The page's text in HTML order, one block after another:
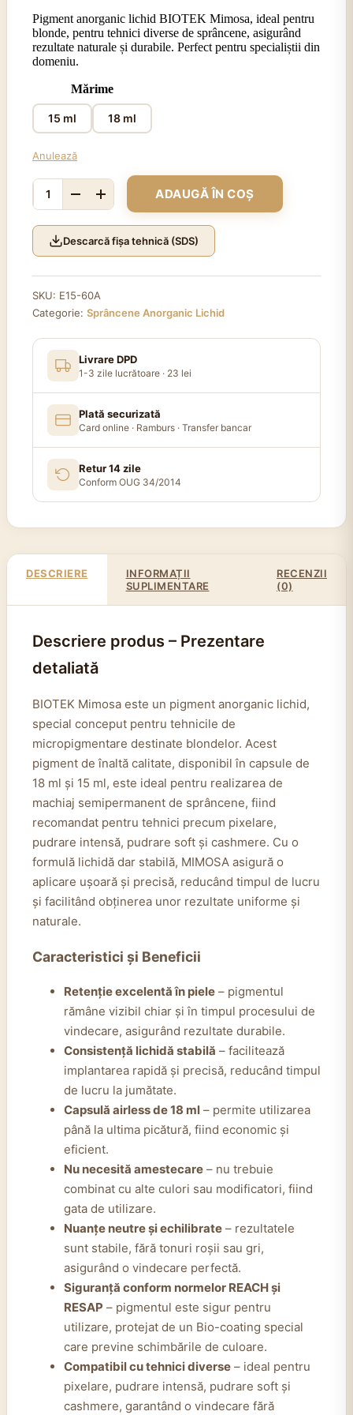
Pigment anorganic lichid BIOTEK Mimosa, ideal pentru
blonde, pentru tehnici diverse de sprâncene, asigurând
rezultate naturale și durabile. Perfect pentru specialiștii din
domeniu.
Mărime
15 ml 18 ml
Anulează
Cantitate
BIOTEK
Mimosa
ADAUGĂ ÎN COȘ
Descarcă fișa tehnică (SDS)
SKU: E15-60A
Categorie: Sprâncene Anorganic Lichid
Livrare DPD
1-3 zile lucrătoare · 23 lei
Plată securizată
Card online · Ramburs · Transfer bancar
Retur 14 zile
Conform OUG 34/2014
DESCRIERE
INFORMAȚII
SUPLIMENTARE
RECENZII
(0)
Descriere produs – Prezentare
detaliată
BIOTEK Mimosa este un pigment anorganic lichid,
special conceput pentru tehnicile de
micropigmentare destinate blondelor. Acest
pigment de înaltă calitate, disponibil în capsule de
18 ml și 15 ml, este ideal pentru realizarea de
machiaj semipermanent de sprâncene, fiind
recomandat pentru tehnici precum pixelare,
pudrare intensă, pudrare soft și cashmere. Cu o
formulă lichidă dar stabilă, MIMOSA asigură o
aplicare ușoară și precisă, reducând timpul de lucru
și facilitând obținerea unor rezultate uniforme și
naturale.
Caracteristici și Beneficii
Retenție excelentă în piele – pigmentul
rămâne vizibil chiar și în timpul procesului de
vindecare, asigurând rezultate durabile.
Consistență lichidă stabilă – facilitează
implantarea rapidă și precisă, reducând timpul
de lucru la jumătate.
Capsulă airless de 18 ml – permite utilizarea
până la ultima picătură, fiind economic și
eficient.
Nu necesită amestecare – nu trebuie
combinat cu alte culori sau modificatori, fiind
gata de utilizare.
Nuanțe neutre și echilibrate – rezultatele
sunt stabile, fără tonuri roșii sau gri,
asigurând o vindecare perfectă.
Siguranță conform normelor REACH și
RESAP – pigmentul este sigur pentru
utilizare, protejat de un Bio-coating special
care previne schimbările de culoare.
Compatibil cu tehnici diverse – ideal pentru
pixelare, pudrare intensă, pudrare soft și
cashmere, garantând o vindecare fără